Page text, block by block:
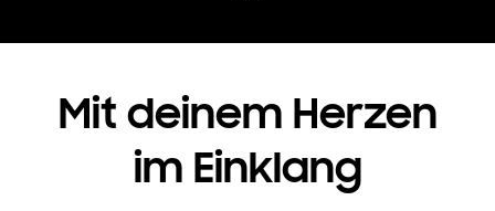
Mit deinem Herzen
im Einklang